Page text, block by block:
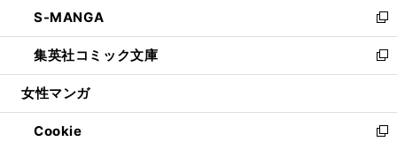
く
で
開
く
ド
ウ
で
開
ィ
ン
ド
ウ
開
く
い
ウ
ィ
ン
ウ
で
S-MANGA
新
し
い
ウ
ン
ド
集英社コミック文庫
新
し
ウ
ィ
女性マンガ
Cookie
新